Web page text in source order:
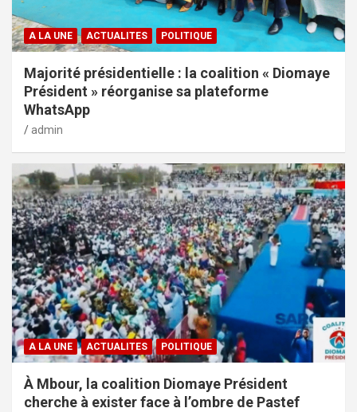
A LA UNE ACTUALITES POLITIQUE
Majorité présidentielle : la coalition « Diomaye
Président » réorganise sa plateforme
WhatsApp
admin
A LA UNE ACTUALITES POLITIQUE
À Mbour, la coalition Diomaye Président
cherche à exister face à l’ombre de Pastef